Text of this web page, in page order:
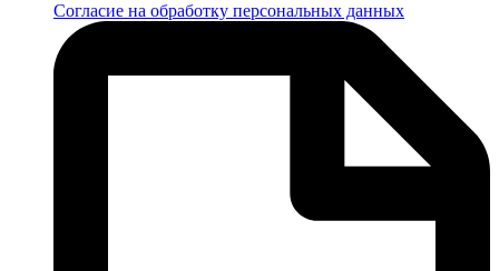
Согласие на обработку персональных данных